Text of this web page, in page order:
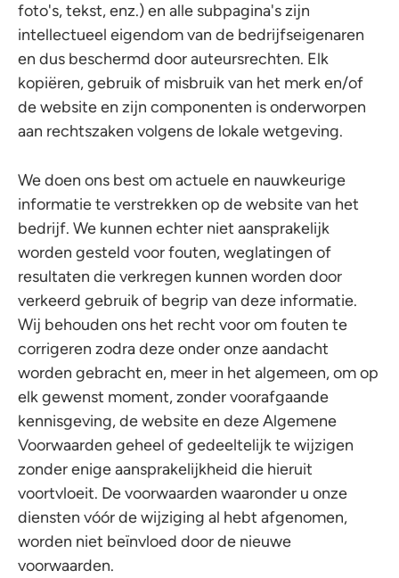
foto's, tekst, enz.) en alle subpagina's zijn
intellectueel eigendom van de bedrijfseigenaren
en dus beschermd door auteursrechten. Elk
kopiëren, gebruik of misbruik van het merk en/of
de website en zijn componenten is onderworpen
aan rechtszaken volgens de lokale wetgeving.
We doen ons best om actuele en nauwkeurige
informatie te verstrekken op de website van het
bedrijf. We kunnen echter niet aansprakelijk
worden gesteld voor fouten, weglatingen of
resultaten die verkregen kunnen worden door
verkeerd gebruik of begrip van deze informatie.
Wij behouden ons het recht voor om fouten te
corrigeren zodra deze onder onze aandacht
worden gebracht en, meer in het algemeen, om op
elk gewenst moment, zonder voorafgaande
kennisgeving, de website en deze Algemene
Voorwaarden geheel of gedeeltelijk te wijzigen
zonder enige aansprakelijkheid die hieruit
voortvloeit. De voorwaarden waaronder u onze
diensten vóór de wijziging al hebt afgenomen,
worden niet beïnvloed door de nieuwe
voorwaarden.